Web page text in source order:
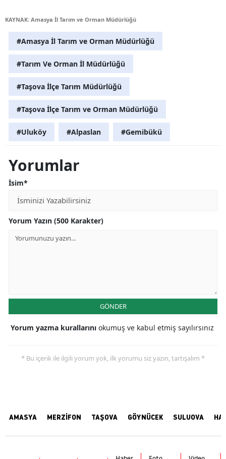
KAYNAK: Amasya İl Tarım ve Orman Müdürlüğü
#Amasya İl Tarım ve Orman Müdürlüğü
#Tarım Ve Orman İl Müdürlüğü
#Taşova İlçe Tarım Müdürlüğü
#Taşova İlçe Tarım ve Orman Müdürlüğü
#Uluköy #Alpaslan #Gemibükü
Yorumlar
İsim*
Yorum Yazın (500 Karakter)
GÖNDER
Yorum yazma kurallarını okumuş ve kabul etmiş sayılırsınız
* Bu içerik ile ilgili yorum yok, ilk yorumu siz yazın, tartışalım *
AMASYA MERZİFON TAŞOVA GÖYNÜCEK SULUOVA